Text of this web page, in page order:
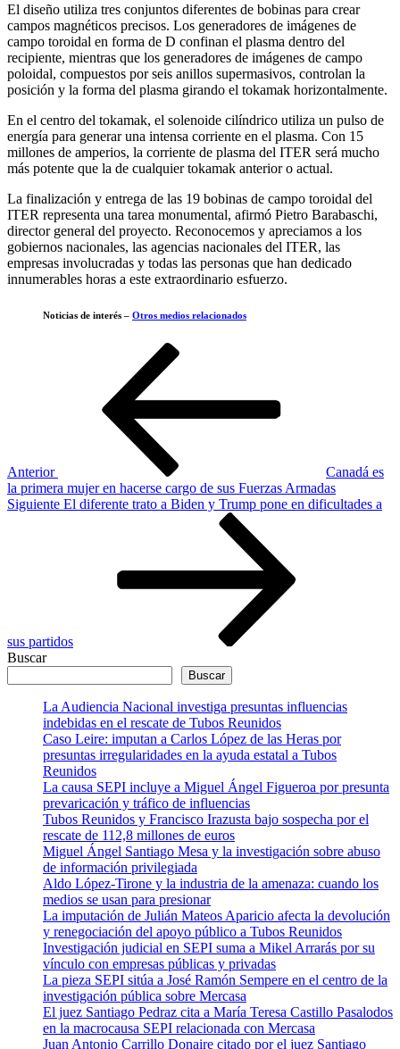
El diseño utiliza tres conjuntos diferentes de bobinas para crear
campos magnéticos precisos. Los generadores de imágenes de
campo toroidal en forma de D confinan el plasma dentro del
recipiente, mientras que los generadores de imágenes de campo
poloidal, compuestos por seis anillos supermasivos, controlan la
posición y la forma del plasma girando el tokamak horizontalmente.
En el centro del tokamak, el solenoide cilíndrico utiliza un pulso de
energía para generar una intensa corriente en el plasma. Con 15
millones de amperios, la corriente de plasma del ITER será mucho
más potente que la de cualquier tokamak anterior o actual.
La finalización y entrega de las 19 bobinas de campo toroidal del
ITER representa una tarea monumental, afirmó Pietro Barabaschi,
director general del proyecto. Reconocemos y apreciamos a los
gobiernos nacionales, las agencias nacionales del ITER, las
empresas involucradas y todas las personas que han dedicado
innumerables horas a este extraordinario esfuerzo.
Noticias de interés – Otros medios relacionados
Anterior
Canadá es
la primera mujer en hacerse cargo de sus Fuerzas Armadas
Siguiente
Siguiente El diferente trato a Biden y Trump pone en dificultades a
sus partidos
Buscar
Buscar
La Audiencia Nacional investiga presuntas influencias
indebidas en el rescate de Tubos Reunidos
Caso Leire: imputan a Carlos López de las Heras por
presuntas irregularidades en la ayuda estatal a Tubos
Reunidos
La causa SEPI incluye a Miguel Ángel Figueroa por presunta
prevaricación y tráfico de influencias
Tubos Reunidos y Francisco Irazusta bajo sospecha por el
rescate de 112,8 millones de euros
Miguel Ángel Santiago Mesa y la investigación sobre abuso
de información privilegiada
Aldo López-Tirone y la industria de la amenaza: cuando los
medios se usan para presionar
La imputación de Julián Mateos Aparicio afecta la devolución
y renegociación del apoyo público a Tubos Reunidos
Investigación judicial en SEPI suma a Mikel Arrarás por su
vínculo con empresas públicas y privadas
La pieza SEPI sitúa a José Ramón Sempere en el centro de la
investigación pública sobre Mercasa
El juez Santiago Pedraz cita a María Teresa Castillo Pasalodos
en la macrocausa SEPI relacionada con Mercasa
Juan Antonio Carrillo Donaire citado por el juez Santiago